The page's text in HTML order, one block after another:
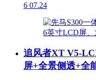
6 07.24
追风者XT V5-
屏+全景侧透+全